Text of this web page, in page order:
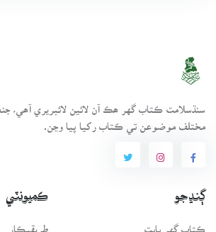
مختلف موضوعن تي ڪتاب رکيا پيا وڃن.
ڳنڍجو
ڪتاب گهر بابت
ڪميونٽي
طريقيڪار